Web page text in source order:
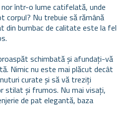
într-o lume catifelată, unde
corpul? Nu trebuie să rămână
din bumbac de calitate este la fel
schimbată și afundați-vă
Nimic nu este mai plăcut decât
curate și să vă treziți
stilat și frumos. Nu mai visați,
de pat elegantă, baza